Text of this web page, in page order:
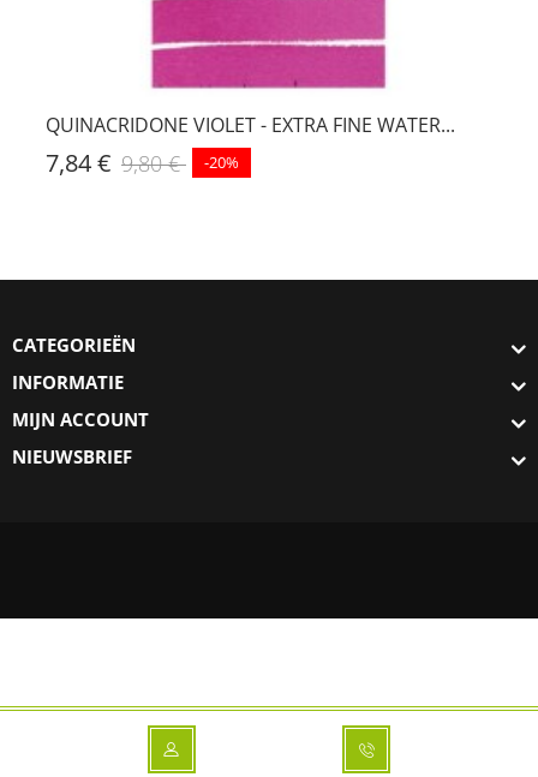
QUINACRIDONE VIOLET - EXTRA FINE WATER...
7,84 € 9,80 € -20%
CATEGORIEËN
INFORMATIE
MIJN ACCOUNT
NIEUWSBRIEF
Deze website wordt beveiligd door Comodo SSL-certificaten. Ga met je
muis-cursor over onderstaand logo om de beveiligingsgegevens te